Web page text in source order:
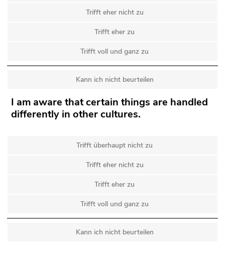
Trifft eher nicht zu
Trifft eher zu
Trifft voll und ganz zu
Kann ich nicht beurteilen
I am aware that certain things are handled
differently in other cultures.
Trifft überhaupt nicht zu
Trifft eher nicht zu
Trifft eher zu
Trifft voll und ganz zu
Kann ich nicht beurteilen